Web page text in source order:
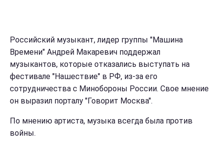
Российский музыкант, лидер группы "Машина
Времени" Андрей Макаревич поддержал
музыкантов, которые отказались выступать на
фестивале "Нашествие" в РФ, из-за его
сотрудничества с Минобороны России. Свое мнение
он выразил порталу "Говорит Москва".
По мнению артиста, музыка всегда была против
войны.